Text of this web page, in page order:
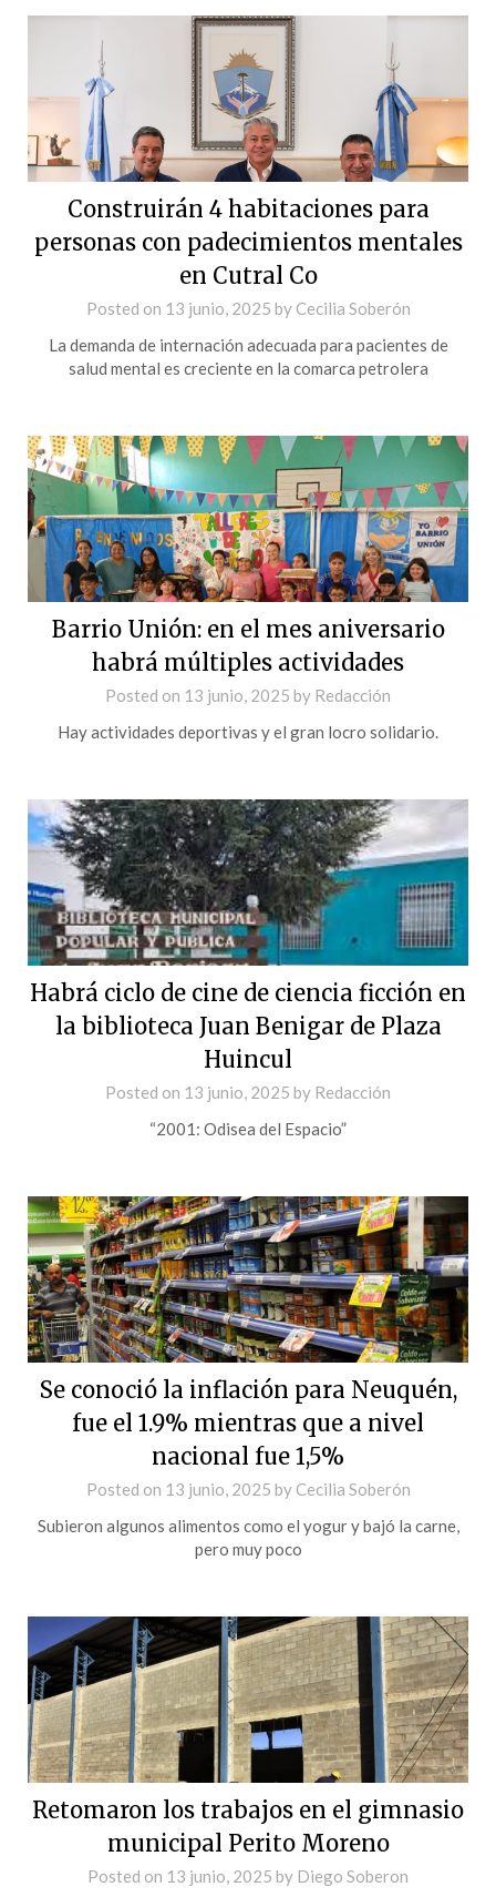
Construirán 4 habitaciones para
personas con padecimientos mentales
en Cutral Co
Posted on 13 junio, 2025 by Cecilia Soberón
La demanda de internación adecuada para pacientes de
salud mental es creciente en la comarca petrolera
Barrio Unión: en el mes aniversario
habrá múltiples actividades
Posted on 13 junio, 2025 by Redacción
Hay actividades deportivas y el gran locro solidario.
Habrá ciclo de cine de ciencia ficción en
la biblioteca Juan Benigar de Plaza
Huincul
Posted on 13 junio, 2025 by Redacción
“2001: Odisea del Espacio”
Se conoció la inflación para Neuquén,
fue el 1.9% mientras que a nivel
nacional fue 1,5%
Posted on 13 junio, 2025 by Cecilia Soberón
Subieron algunos alimentos como el yogur y bajó la carne,
pero muy poco
Retomaron los trabajos en el gimnasio
municipal Perito Moreno
Posted on 13 junio, 2025 by Diego Soberon